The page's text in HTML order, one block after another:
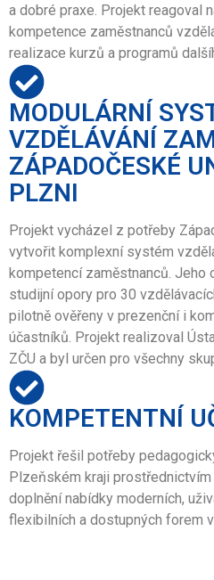
a dobré praxe. Projekt reagoval
kompetence zaměstnanců
realizace kurzů a programů
MODULÁRNÍ
VZDĚLÁVÁNÍ
ZÁPADOČESKÉ
PLZNI
Projekt vycházel z potřeby
vytvořit komplexní systém
kompetencí zaměstnanců. Jeho
studijní opory pro 30
pilotně ověřeny v prezenční i
účastníků. Projekt realizoval
ZČU a byl určen pro všechny
KOMPETENTNÍ
Projekt řešil potřeby
Plzeňském kraji
doplnění nabídky moderních,
flexibilních a dostupných forem